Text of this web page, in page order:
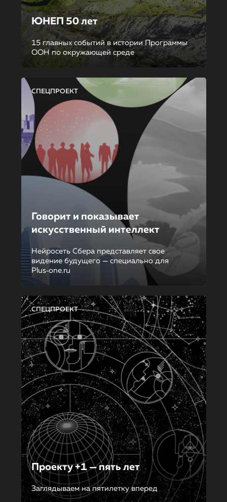
ЮНЕП 50 лет
15 главных событий в истории Программы
ООН по окружающей среде
СПЕЦПРОЕКТ
Говорит и показывает
искусственный интеллект
Нейросеть Сбера представляет свое
видение будущего — специально для
Plus‑one.ru
СПЕЦПРОЕКТ
Проекту +1 — пять лет
Заглядываем на пятилетку вперед